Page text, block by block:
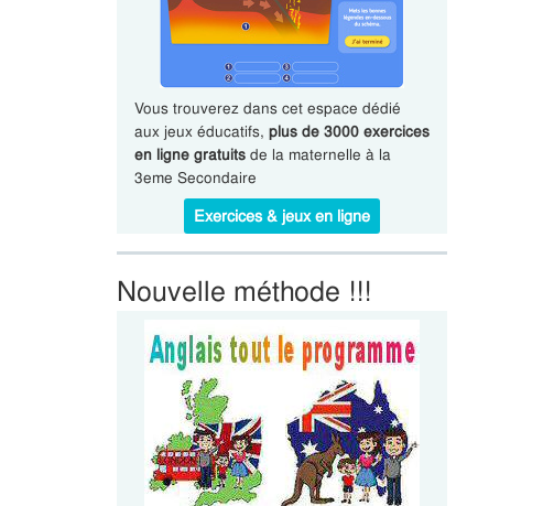
Vous trouverez dans cet espace dédié
aux jeux éducatifs, plus de 3000 exercices
en ligne gratuitsde la maternelle à la
3eme Secondaire
Exercices & jeux en ligne
Nouvelle méthode !!!